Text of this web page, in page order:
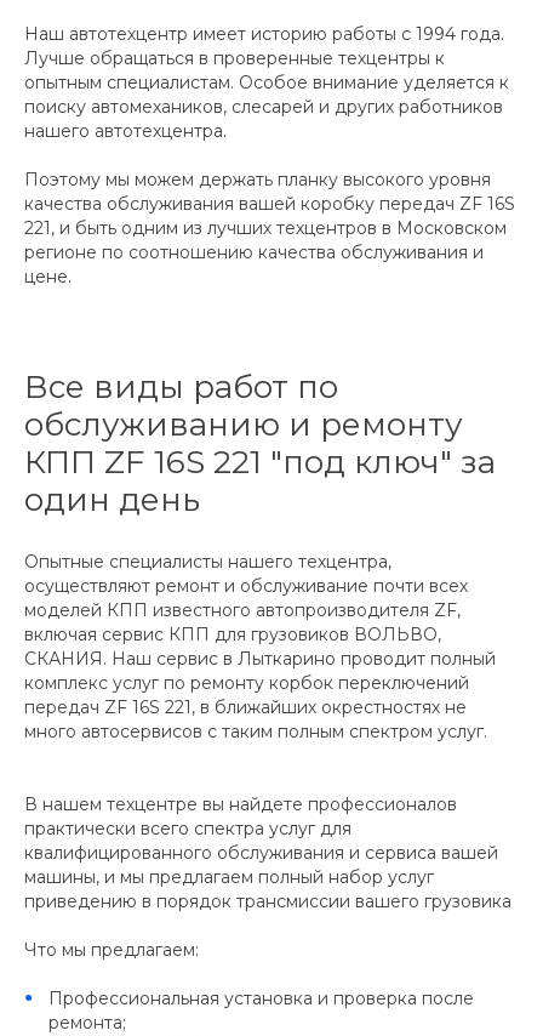
Наш автотехцентр имеет историю работы с 1994 года.
Лучше обращаться в проверенные техцентры к
опытным специалистам. Особое внимание уделяется к
поиску автомехаников, слесарей и других работников
нашего автотехцентра.
Поэтому мы можем держать планку высокого уровня
качества обслуживания вашей коробку передач ZF 16S
221, и быть одним из лучших техцентров в Московском
регионе по соотношению качества обслуживания и
цене.
Все виды работ по
обслуживанию и ремонту
КПП ZF 16S 221 "под ключ" за
один день
Опытные специалисты нашего техцентра,
осуществляют ремонт и обслуживание почти всех
моделей КПП известного автопроизводителя ZF,
включая сервис КПП для грузовиков ВОЛЬВО,
СКАНИЯ. Наш сервис в Лыткарино проводит полный
комплекс услуг по ремонту корбок переключений
передач ZF 16S 221, в ближайших окрестностях не
много автосервисов с таким полным спектром услуг.
В нашем техцентре вы найдете профессионалов
практически всего спектра услуг для
квалифицированного обслуживания и сервиса вашей
машины, и мы предлагаем полный набор услуг
приведению в порядок трансмиссии вашего грузовика
Что мы предлагаем:
Профессиональная установка и проверка после
ремонта;